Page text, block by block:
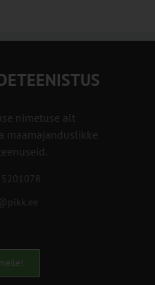
nimetuse alt
maamajanduslikke